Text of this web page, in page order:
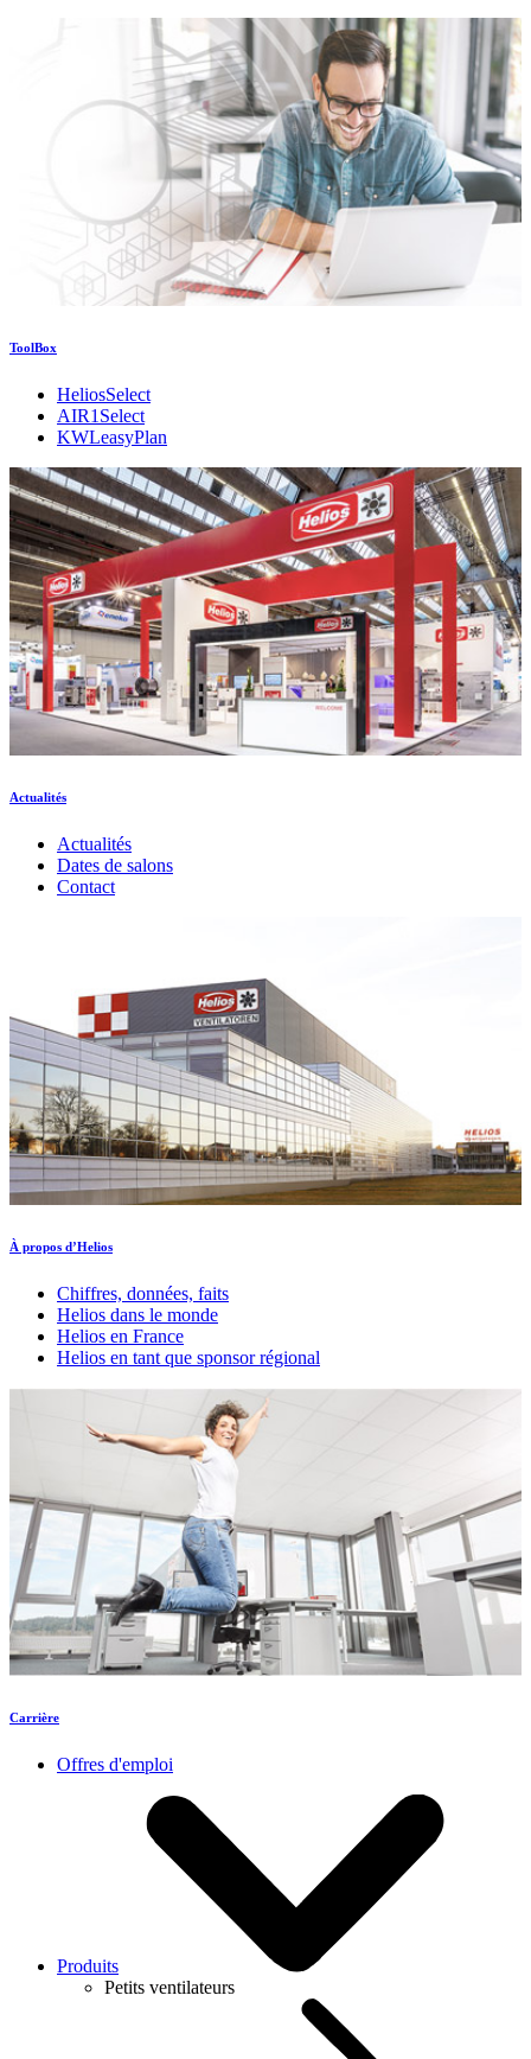
ToolBox
HeliosSelect
AIR1Select
KWLeasyPlan
Actualités
Actualités
Dates de salons
Contact
À propos d’Helios
Chiffres, données, faits
Helios dans le monde
Helios en France
Helios en tant que sponsor régional
Carrière
Offres d'emploi
Produits
Petits ventilateurs